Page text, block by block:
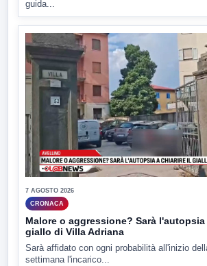
guida...
7 AGOSTO 2026
CRONACA
Malore o aggressione? Sarà
giallo di Villa Adriana
Sarà affidato con ogni probabilità all'inizio
settimana l'incarico...